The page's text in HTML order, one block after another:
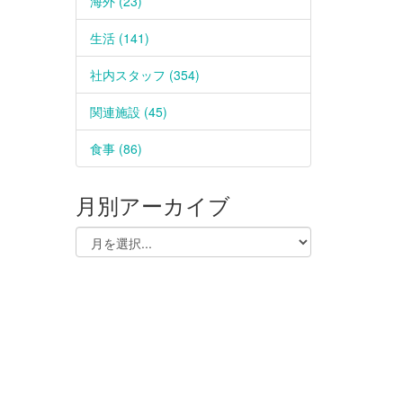
生活 (141)
社内スタッフ (354)
関連施設 (45)
食事 (86)
月別アーカイブ